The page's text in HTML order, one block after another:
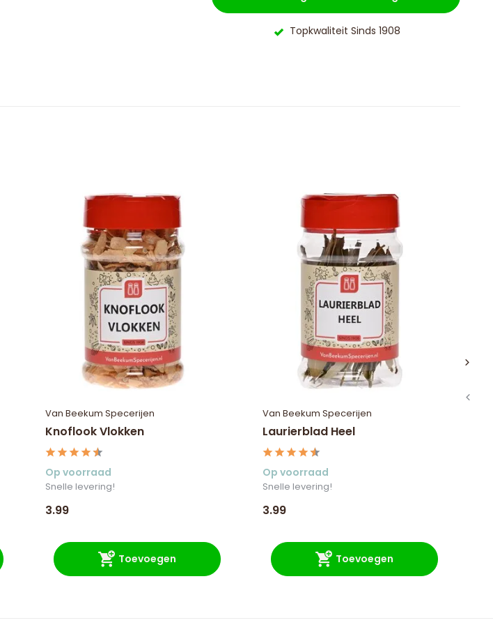
Topkwaliteit Sinds 1908
Van Beekum Specerijen
Knoflook Vlokken
Op voorraad
Snelle levering!
3.99
Toevoegen
Van Beekum Specerijen
Laurierblad Heel
Op voorraad
Snelle levering!
3.99
Toevoegen